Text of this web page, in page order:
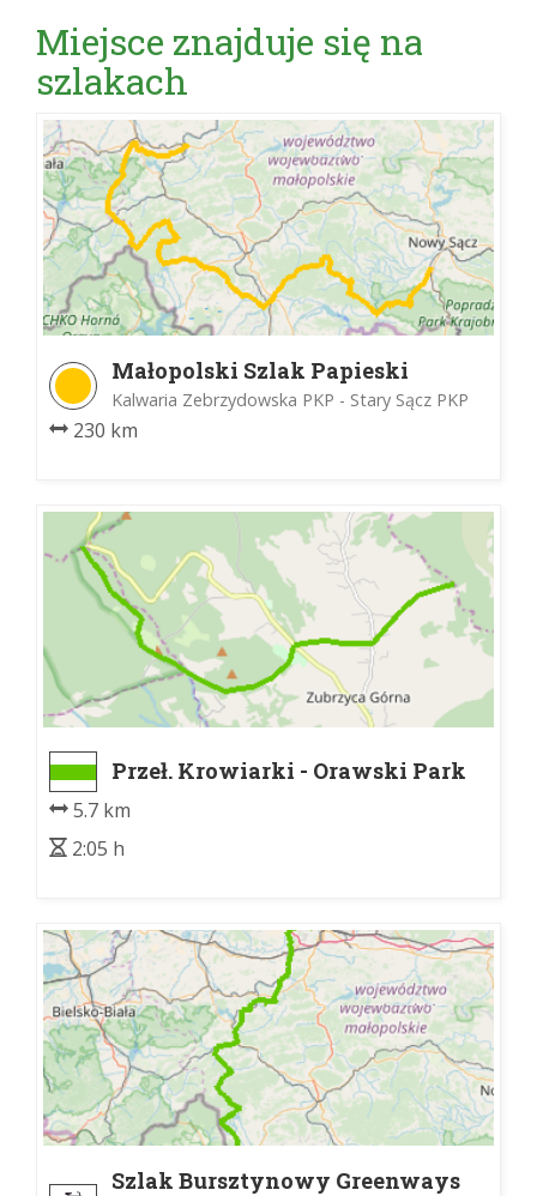
Miejsce znajduje się na
szlakach
Małopolski Szlak Papieski
Kalwaria Zebrzydowska PKP - Stary Sącz PKP
230 km
Przeł. Krowiarki - Orawski Park
5.7 km
2:05 h
Szlak Bursztynowy Greenways